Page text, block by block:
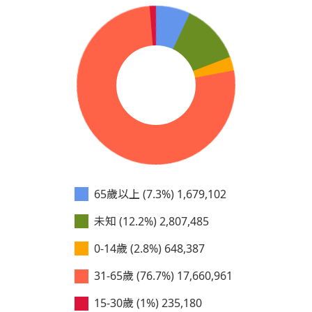
65歲以上 (7.3%) 1,679,102
未知 (12.2%) 2,807,485
0-14歲 (2.8%) 648,387
31-65歲 (76.7%) 17,660,961
15-30歲 (1%) 235,180